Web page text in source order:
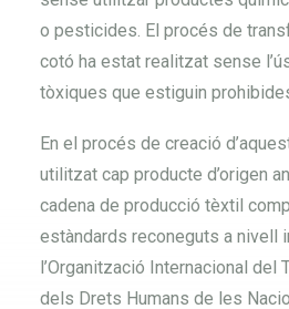
o pesticides. El procés de
cotó ha estat realitzat sense
tòxiques que estiguin
En el procés de creació
utilitzat cap producte d’origen
cadena de producció tèxtil
estàndards reconeguts a nivell
l’Organització Internacional del
dels Drets Humans de les